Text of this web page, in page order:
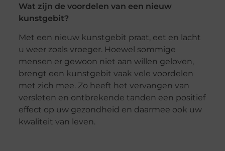
Wat zijn de voordelen van een nieuw
kunstgebit?
Met een nieuw kunstgebit praat, eet en lacht
u weer zoals vroeger. Hoewel sommige
mensen er gewoon niet aan willen geloven,
brengt een kunstgebit vaak vele voordelen
met zich mee. Zo heeft het vervangen van
versleten en ontbrekende tanden een positief
effect op uw gezondheid en daarmee ook uw
kwaliteit van leven.